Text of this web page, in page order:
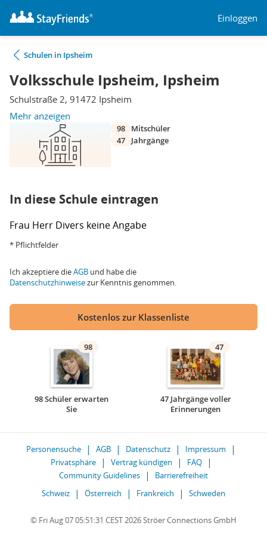
Einloggen
Schulen in Ipsheim
Volksschule Ipsheim, Ipsheim
Schulstraße 2, 91472 Ipsheim
Mehr anzeigen
98
Mitschüler
47
Jahrgänge
In diese Schule eintragen
Frau Herr Divers keine Angabe
* Pflichtfelder
Ich akzeptiere dieAGB und habe die
Datenschutzhinweisezur Kenntnis genommen.
Kostenlos zur Klassenliste
98
98 Schüler erwarten
Sie
47
47 Jahrgänge voller
Erinnerungen
Personensuche AGB Datenschutz
Impressum
Privatsphäre
Vertrag kündigen
FAQ
Community Guidelines
Barrierefreiheit
Schweiz
Österreich Frankreich Schweden
© Fri Aug 07 05:51:31 CEST 2026 Ströer Connections GmbH